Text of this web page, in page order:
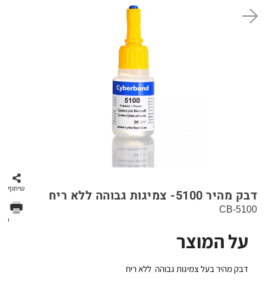
שיתוף דבק מהיר 5100- צמיגות גבוהה ללא ריח
הדפס
CB-5100
על המוצר
דבק מהיר בעל צמיגות גבוהה ללא ריח